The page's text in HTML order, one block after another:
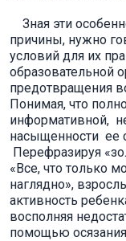
Зная эти
причины, нужно
условий для их
образовательной
предотвращения
Понимая, что
информативной,
насыщенности ее
Перефразируя
«Все, что только
наглядно»,
активность
восполняя
помощью